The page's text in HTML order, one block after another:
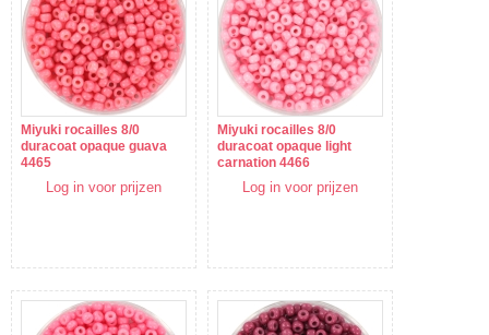
Miyuki rocailles 8/0
duracoat opaque guava
4465
Log in voor prijzen
Miyuki rocailles 8/0
duracoat opaque light
carnation 4466
Log in voor prijzen